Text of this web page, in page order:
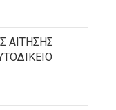
ΑΙΤΗΣΗΣ